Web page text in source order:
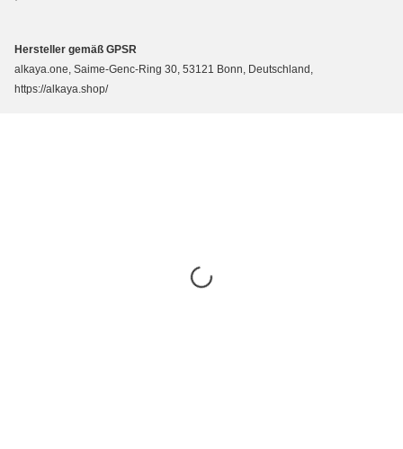
Hersteller gemäß GPSR
alkaya.one, Saime-Genc-Ring 30, 53121 Bonn, Deutschland,
https://alkaya.shop/